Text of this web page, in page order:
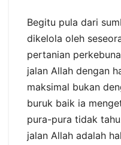
Begitu pula dari
dikelola oleh
pertanian
jalan Allah dengan
maksimal bukan
buruk baik ia
pura-pura tidak
jalan Allah adalah